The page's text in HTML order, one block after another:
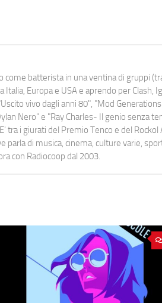
come batterista in una ventina di gruppi
Europa e USA e aprendo per Clash,
vivo dagli anni 80", "Mod
Nero" e "Ray Charles- Il genio senza
tra i giurati del Premio Tenco e del
di musica, cinema, culture varie,
con Radiocoop dal 2003.